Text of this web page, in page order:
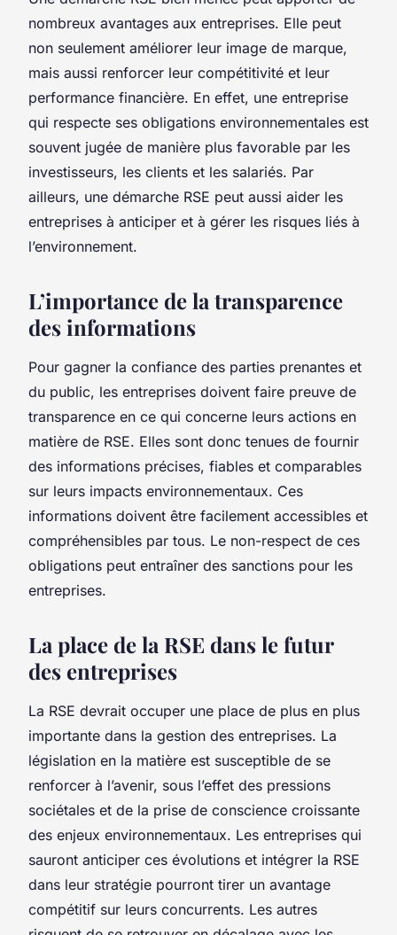
nombreux avantages aux entreprises. Elle peut
non seulement améliorer leur image de marque,
mais aussi renforcer leur compétitivité et leur
performance financière. En effet, une entreprise
qui respecte ses obligations environnementales est
souvent jugée de manière plus favorable par les
investisseurs, les clients et les salariés. Par
ailleurs, une démarche RSE peut aussi aider les
entreprises à anticiper et à gérer les risques liés à
l’environnement.
L’importance de la transparence
des informations
Pour gagner la confiance des parties prenantes et
du public, les entreprises doivent faire preuve de
transparence en ce qui concerne leurs actions en
matière de RSE. Elles sont donc tenues de fournir
des informations précises, fiables et comparables
sur leurs impacts environnementaux. Ces
informations doivent être facilement accessibles et
compréhensibles par tous. Le non-respect de ces
obligations peut entraîner des sanctions pour les
entreprises.
La place de la RSE dans le futur
des entreprises
La RSE devrait occuper une place de plus en plus
importante dans la gestion des entreprises. La
législation en la matière est susceptible de se
renforcer à l’avenir, sous l’effet des pressions
sociétales et de la prise de conscience croissante
des enjeux environnementaux. Les entreprises qui
sauront anticiper ces évolutions et intégrer la RSE
dans leur stratégie pourront tirer un avantage
compétitif sur leurs concurrents. Les autres